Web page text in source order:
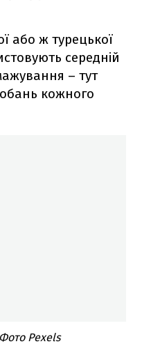
або ж турецької
середній
– тут
кожного
Pexels